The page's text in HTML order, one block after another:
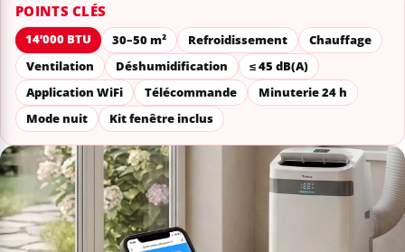
POINTS CLÉS
14’000 BTU 30–50 m² Refroidissement
Chauffage
Ventilation
Déshumidification
≤ 45 dB(A)
Application WiFi
Télécommande
Minuterie 24 h
Mode nuit
Kit fenêtre inclus